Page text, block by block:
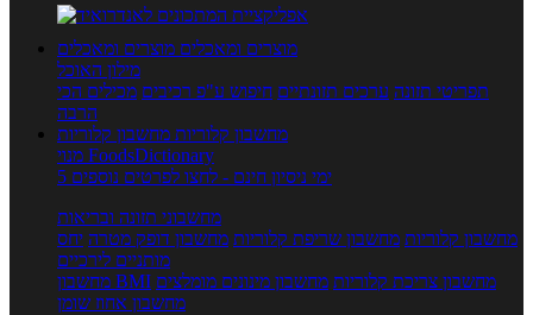
מוצרים ומאכלים מוצרים ומאכלים
מילון האוכל
תפריטי תזונה ערכים תזונתיים חיפוש ע"פ רכיבים מכילים הכי
הרבה
מחשבון קלוריות מחשבון קלוריות
מנוי FoodsDictionary
5 ימי ניסיון חינם - לחצו לפרטים נוספים
מחשבוני תזונה ובריאות
מחשבון קלוריות מחשבון שריפת קלוריות מחשבון דופק מטרה יחס
מותניים לירכיים
מחשבון BMI
מחשבון צריכת קלוריות מחשבון מינונים מומלצים
מחשבון אחוז שומן